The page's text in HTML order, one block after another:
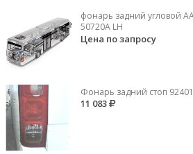
фонарь задний угловой
50720A LH
Цена по запросу
Фонарь задний стоп
11 083